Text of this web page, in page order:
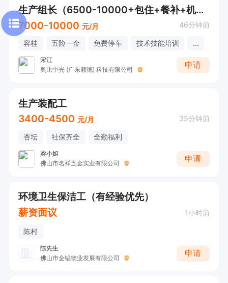
生产组长（6500-10000+包住+餐补+机器人行业）
7000-10000 元/月 46分钟前
容桂 五险一金 免费停车 技术技能培训 ...
宋江
奥比中光 (广东顺德) 科技有限公司
申请
生产装配工
3400-4500 元/月 35分钟前
杏坛 社保齐全 全勤福利
梁小姐
佛山市名祥五金实业有限公司
申请
环境卫生保洁工（有经验优先）
薪资面议
1小时前
陈村
陈先生
佛山市金锠物业发展有限公司
申请